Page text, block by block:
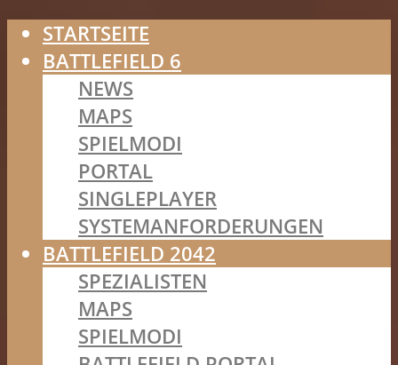
STARTSEITE
BATTLEFIELD 6
NEWS
MAPS
SPIELMODI
PORTAL
SINGLEPLAYER
SYSTEMANFORDERUNGEN
BATTLEFIELD 2042
SPEZIALISTEN
MAPS
SPIELMODI